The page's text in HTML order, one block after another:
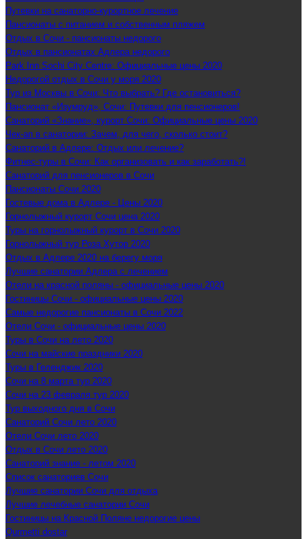
Путевки на санаторно-курортное лечение
Пансионаты с питанием и собственным пляжем
Отдых в Сочи - пансионаты недорого
Отдых в пансионатах Адлера недорого
Park Inn Sochi City Centre: Официальные цены 2020
Недорогой отдых в Сочи у моря 2020
Тур из Москвы в Сочи: Что выбрать? Где остановиться?
Пансионат «Изумруд», Сочи: Путевки для пенсионеров!
Санаторий «Знание», курорт Сочи: Официальные цены 2020
Чек-ап в санатории: Зачем, для чего, сколько стоит?
Санаторий в Адлере: Отдых или лечение?
Фитнес-туры в Сочи: Как организовать и как заработать?!
Санаторий для пенсионеров в Сочи
Пансионаты Сочи 2020
Гостевые дома в Адлере - Цены 2020
Горнолыжный курорт Сочи цена 2020
Туры на горнолыжный курорт в Сочи 2020
Горнолыжный тур Роза Хутор 2020
Отдых в Адлере 2020 на берегу моря
Лучшие санатории Адлера с лечением
Отели на красной поляны - официальные цены 2020
Гостиницы Сочи - официальные цены 2020
Самые недорогие пансионаты в Сочи 2022
Отели Сочи - официальные цены 2020
Туры в Сочи на лето 2020
Сочи на майские праздники 2020
Туры в Геленджик 2020
Сочи на 8 марта тур 2020
Сочи на 23 февраля тур 2020
Тур выходного дня в Сочи
Санаторий Сочи лето 2020
Отели Сочи лето 2020
Отдых в Сочи лето 2020
Санаторий знание - летом 2020
Список санаториев Сочи
Лучшие санатории Сочи для отдыха
Лучшие лечебные санатории Сочи
Гостиницы на Красной Поляне недорогие цены
Qurmetti dostar